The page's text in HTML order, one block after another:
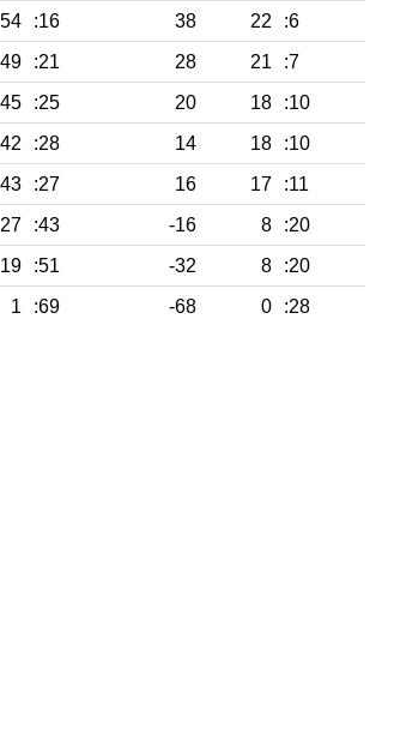
54 :16 38 22
:6
49 :21 28 21
:7
45 :25 20 18
:10
42 :28 14 18
:10
43 :27 16 17
:11
27 :43 -16 8
:20
19 :51 -32 8
:20
1 :69 -68 0 :28